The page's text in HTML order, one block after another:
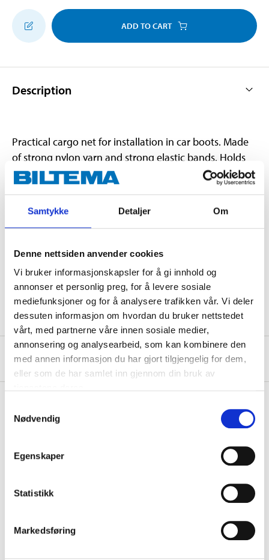
Samtykke Detaljer Om
Denne nettsiden anvender cookies
Vi bruker informasjonskapsler for å gi innhold og
annonser et personlig preg, for å levere sosiale
mediefunksjoner og for å analysere trafikken vår. Vi deler
dessuten informasjon om hvordan du bruker nettstedet
vårt, med partnerne våre innen sosiale medier,
annonsering og analysearbeid, som kan kombinere den
med annen informasjon du har gjort tilgjengelig for dem,
eller som de har samlet inn gjennom din bruk av
Nødvendig
Egenskaper
Statistikk
Markedsføring
ADD TO CART
Description
Practical cargo net for installation in car boots. Made
of strong nylon yarn and strong elastic bands. Holds
items, bags, shopping bags, etc. securely in place.
Supplied with fittings.
Length
115/150 cm
Width
60 cm
About the manufacturer
Other customers also bought